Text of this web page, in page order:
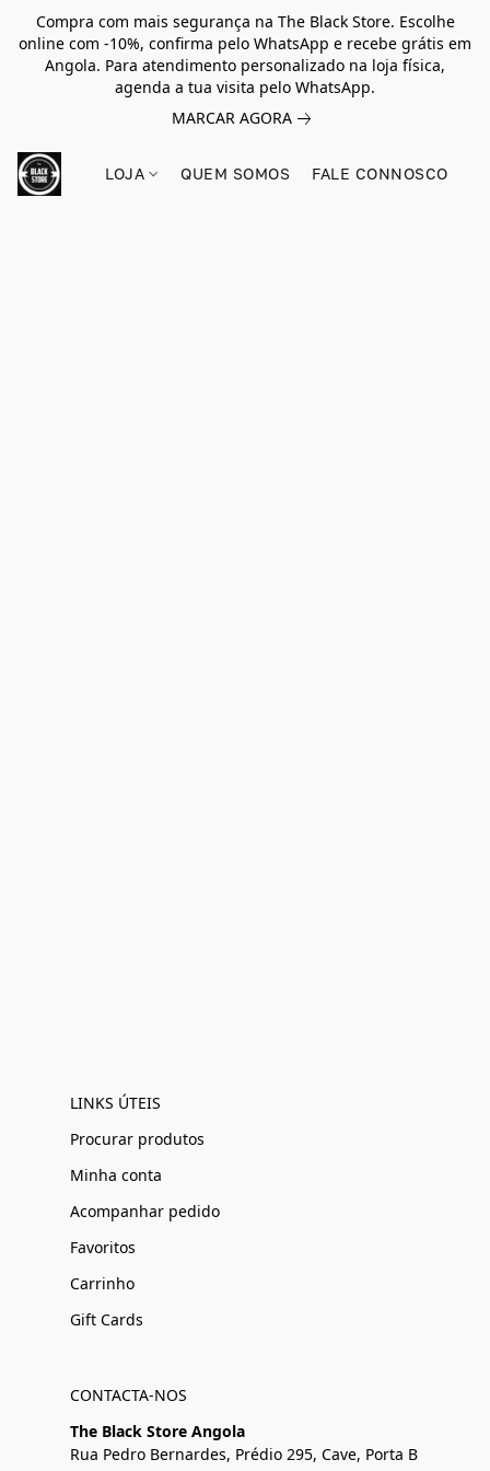
Compra com mais segurança na The Black Store. Escolhe
online com -10%, confirma pelo WhatsApp e recebe grátis em
Angola. Para atendimento personalizado na loja física,
agenda a tua visita pelo WhatsApp.
MARCAR AGORA
LOJA QUEM SOMOS FALE CONNOSCO
LINKS ÚTEIS
Procurar produtos
Minha conta
Acompanhar pedido
Favoritos
Carrinho
Gift Cards
CONTACTA-NOS
The Black Store Angola
Rua Pedro Bernardes, Prédio 295, Cave, Porta B